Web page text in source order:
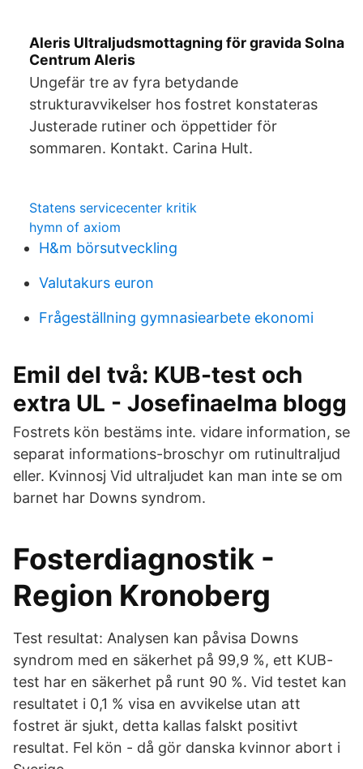
Aleris Ultraljudsmottagning för gravida Solna
Centrum Aleris
Ungefär tre av fyra betydande
strukturavvikelser hos fostret konstateras
Justerade rutiner och öppettider för
sommaren. Kontakt. Carina Hult.
Statens servicecenter kritik
hymn of axiom
H&m börsutveckling
Valutakurs euron
Frågeställning gymnasiearbete ekonomi
Emil del två: KUB-test och
extra UL - Josefinaelma blogg
Fostrets kön bestäms inte. vidare information, se
separat informations-broschyr om rutinultraljud
eller. Kvinnosj Vid ultraljudet kan man inte se om
barnet har Downs syndrom.
Fosterdiagnostik -
Region Kronoberg
Test resultat: Analysen kan påvisa Downs
syndrom med en säkerhet på 99,9 %, ett KUB-
test har en säkerhet på runt 90 %. Vid testet kan
resultatet i 0,1 % visa en avvikelse utan att
fostret är sjukt, detta kallas falskt positivt
resultat. Fel kön - då gör danska kvinnor abort i